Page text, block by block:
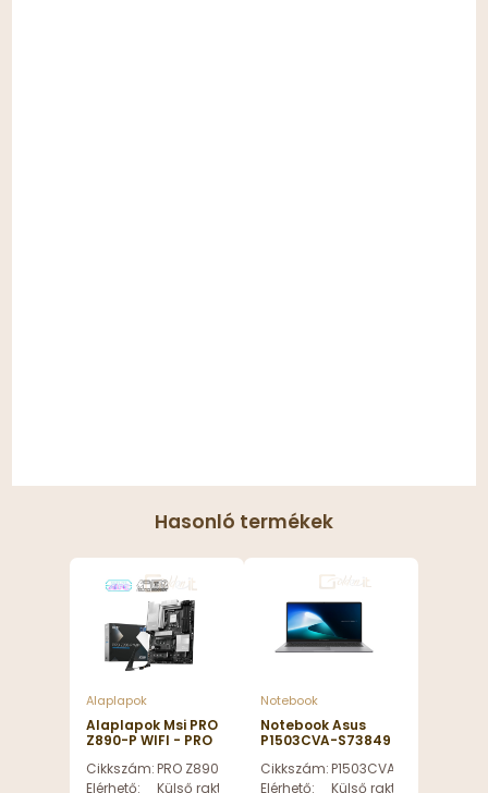
Hasonló termékek
Alaplapok
Alaplapok Msi PRO
Z890-P WIFI - PRO
Cikkszám:PRO Z890-P WIFI
Elérhető:
Külső raktáron
Notebook
Notebook Asus
P1503CVA-S73849
P1503CVA-S73849
Cikkszám:P1503CVA-S73849
Elérhető:
Külső raktáron